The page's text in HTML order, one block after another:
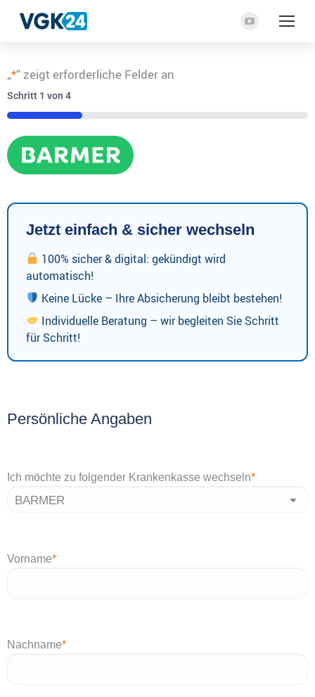
YouTube
neuen
„*“ zeigt erforderliche Felder an
Schritt 1 von 4
25%
Jetzt einfach & sicher wechseln
100% sicher & digital: gekündigt wird
automatisch!
Keine Lücke – Ihre Absicherung bleibt bestehen!
Individuelle Beratung – wir begleiten Sie Schritt
für Schritt!
Persönliche Angaben
Ich möchte zu folgender Krankenkasse wechseln*
Vorname*
Nachname*